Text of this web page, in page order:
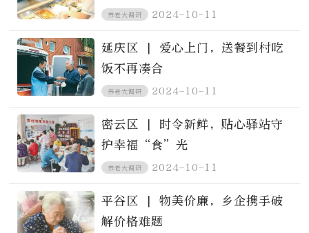
养老大调研 2024-10-11
延庆区 | 爱心上门，送餐到村吃
饭不再凑合
养老大调研 2024-10-11
密云区 | 时令新鲜，贴心驿站守
护幸福“食”光
养老大调研 2024-10-11
平谷区 | 物美价廉，乡企携手破
解价格难题